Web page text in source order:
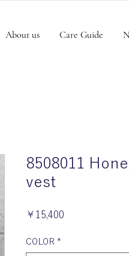
About us Care Guide
8508011
vest
￥15,400
COLOR *